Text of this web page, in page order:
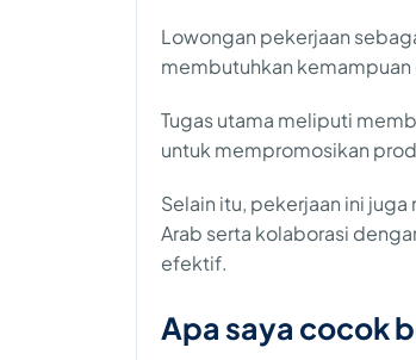
Lowongan pekerjaan
membutuhkan kemampuan
Tugas utama meliputi
untuk mempromosikan
Selain itu, pekerjaan ini
Arab serta kolaborasi
efektif.
Apa saya cocok